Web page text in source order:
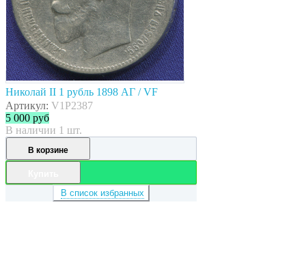
Николай II 1 рубль 1898 АГ / VF
Артикул: V1P2387
5 000 руб
В наличии 1 шт.
В корзине
В список избранных